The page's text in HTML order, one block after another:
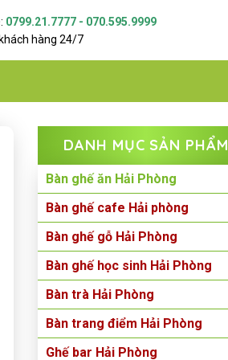
0799.21.7777 - 070.595.9999
hàng 24/7
DANH MỤC SẢN PHẨM
Bàn ghế ăn Hải Phòng
Bàn ghế cafe Hải phòng
Bàn ghế gỗ Hải Phòng
Bàn ghế học sinh Hải Phòng
Bàn trà Hải Phòng
Bàn trang điểm Hải Phòng
Ghế bar Hải Phòng